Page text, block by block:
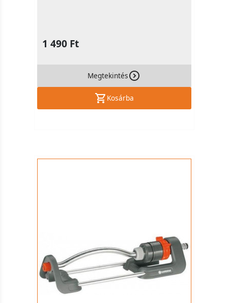
1 490 Ft
Megtekintés
Kosárba